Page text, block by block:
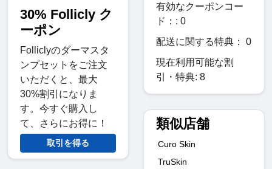
30% Follicly ク
ーポン
Folliclyのダーマスタ
ンプセットをご注文
いただくと、最大
30%割引になりま
す。今すぐ購入し
て、さらにお得に！
取引を得る
有効なクーポンコー
ド：: 0
配送に関する特典： 0
現在利用可能な割
引・特典: 8
類似店舗
Curo Skin
TruSkin